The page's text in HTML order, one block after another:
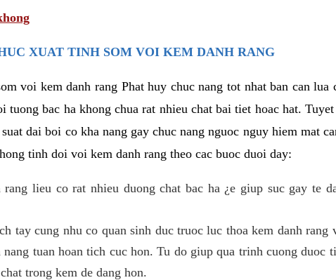
XUAT TINH SOM VOI KEM DANH RANG
voi kem danh rang Phat huy chuc nang tot nhat ban can
bac ha khong chua rat nhieu chat bai tiet hoac hat.
dai boi co kha nang gay chuc nang nguoc nguy hiem mat
tinh doi voi kem danh rang theo cac buoc duoi day:
lieu co rat nhieu duong chat bac ha ¿e giup suc gay te
tay cung nhu co quan sinh duc truoc luc thoa kem danh rang
nang tuan hoan tich cuc hon. Tu do giup qua trinh cuong duoc
trong kem de dang hon.